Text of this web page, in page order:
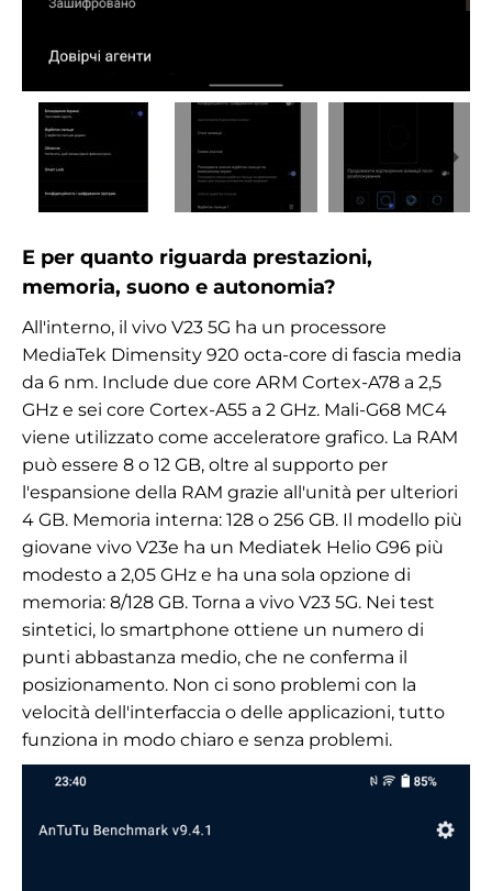
E per quanto riguarda prestazioni,
memoria, suono e autonomia?
All'interno, il vivo V23 5G ha un processore
MediaTek Dimensity 920 octa-core di fascia media
da 6 nm. Include due core ARM Cortex-A78 a 2,5
GHz e sei core Cortex-A55 a 2 GHz. Mali-G68 MC4
viene utilizzato come acceleratore grafico. La RAM
può essere 8 o 12 GB, oltre al supporto per
l'espansione della RAM grazie all'unità per ulteriori
4 GB. Memoria interna: 128 o 256 GB. Il modello più
giovane vivo V23e ha un Mediatek Helio G96 più
modesto a 2,05 GHz e ha una sola opzione di
memoria: 8/128 GB. Torna a vivo V23 5G. Nei test
sintetici, lo smartphone ottiene un numero di
punti abbastanza medio, che ne conferma il
posizionamento. Non ci sono problemi con la
velocità dell'interfaccia o delle applicazioni, tutto
funziona in modo chiaro e senza problemi.